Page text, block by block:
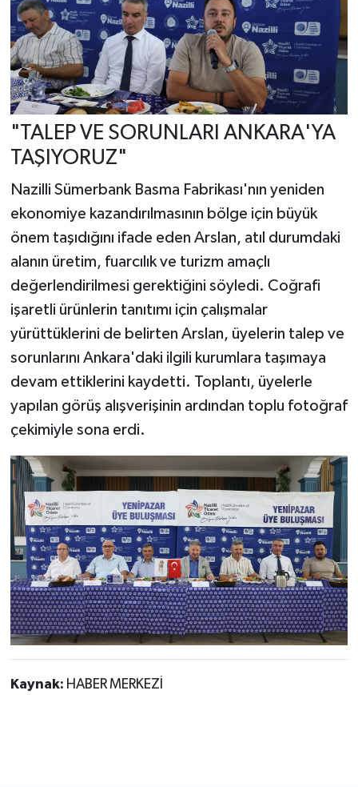
"TALEP VE SORUNLARI ANKARA'YA
TAŞIYORUZ"
Nazilli Sümerbank Basma Fabrikası'nın yeniden
ekonomiye kazandırılmasının bölge için büyük
önem taşıdığını ifade eden Arslan, atıl durumdaki
alanın üretim, fuarcılık ve turizm amaçlı
değerlendirilmesi gerektiğini söyledi. Coğrafi
işaretli ürünlerin tanıtımı için çalışmalar
yürüttüklerini de belirten Arslan, üyelerin talep ve
sorunlarını Ankara'daki ilgili kurumlara taşımaya
devam ettiklerini kaydetti. Toplantı, üyelerle
yapılan görüş alışverişinin ardından toplu fotoğraf
çekimiyle sona erdi.
Kaynak: HABER MERKEZİ